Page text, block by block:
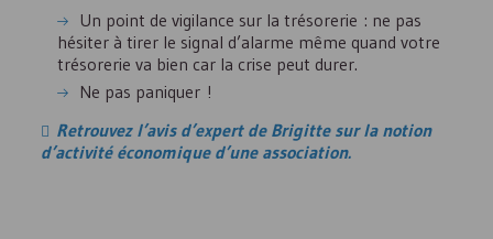
Un point de vigilance sur la trésorerie : ne pas
hésiter à tirer le signal d’alarme même quand votre
trésorerie va bien car la crise peut durer.
Ne pas paniquer !
Retrouvez l’avis d’expert de Brigitte sur la notion
d’activité économique d’une association.